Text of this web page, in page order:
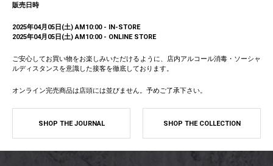
販売日時
2025年04月05日(土) AM10:00 - IN-STORE
2025年04月05日(土) AM10:00 - ONLINE STORE
ご安心してお買い物をお楽しみいただけるように、店内アルコール消毒・ソーシャ
ルディスタンスを意識した接客を徹底しております。
オンライン完売商品は店頭には並びません。予めご了承下さい。
SHOP THE JOURNAL SHOP THE COLLECTION